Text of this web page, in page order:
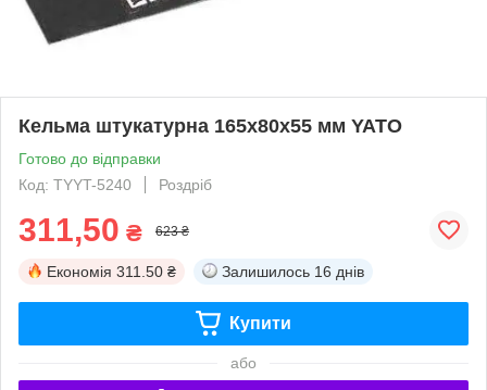
Кельма штукатурна 165х80х55 мм YATO
Готово до відправки
Код: TYYT-5240
Роздріб
311,50 ₴ 623 ₴
Економія 311.50 ₴ Залишилось 16 днів
Купити
або